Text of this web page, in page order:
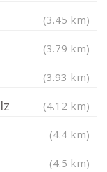
(3.45 km)
(3.79 km)
(3.93 km)
(4.12 km)
(4.4 km)
(4.5 km)